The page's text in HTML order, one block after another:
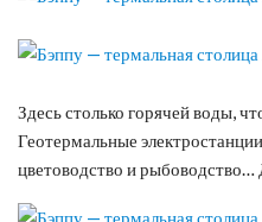
Здесь столько горячей воды,
Геотермальные
цветоводство и рыбоводство…